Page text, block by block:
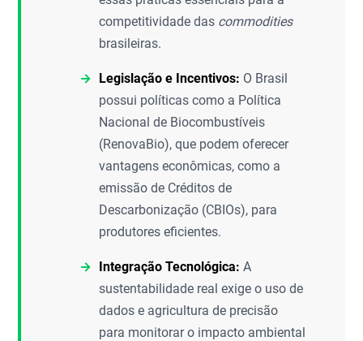
competitividade das commodities
brasileiras.
Legislação e Incentivos: O Brasil
possui políticas como a Política
Nacional de Biocombustíveis
(RenovaBio), que podem oferecer
vantagens econômicas, como a
emissão de Créditos de
Descarbonização (CBIOs), para
produtores eficientes.
Integração Tecnológica: A
sustentabilidade real exige o uso de
dados e agricultura de precisão
para monitorar o impacto ambiental